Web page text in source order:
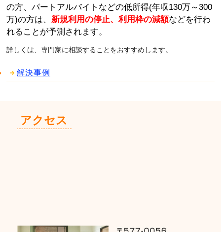
の方、パートアルバイトなどの低所得(年収130万～300
万)の方は、新規利用の停止、利用枠の減額などを行わ
れることが予測されます。
詳しくは、専門家に相談することをおすすめします。
解決事例
アクセス